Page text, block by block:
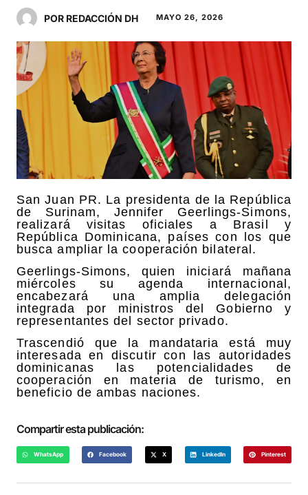
POR REDACCIÓN DH MAYO 26, 2026
San Juan PR. La presidenta de la República
de Surinam, Jennifer Geerlings-Simons,
realizará visitas oficiales a Brasil y
República Dominicana, países con los que
busca ampliar la cooperación bilateral.
Geerlings-Simons, quien iniciará mañana
miércoles su agenda internacional,
encabezará una amplia delegación
integrada por ministros del Gobierno y
representantes del sector privado.
Trascendió que la mandataria está muy
interesada en discutir con las autoridades
dominicanas las potencialidades de
cooperación en materia de turismo, en
beneficio de ambas naciones.
Compartir esta publicación:
WhatsApp Facebook X LinkedIn Pinterest